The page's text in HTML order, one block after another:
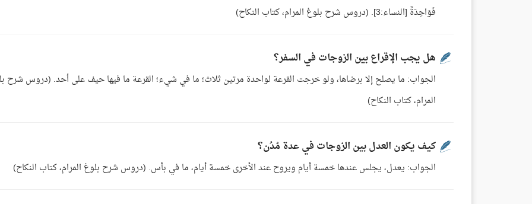
فَوَاحِدَةً [النساء:3]. (دروس شرح بلوغ المرام، كتاب النكاح)
هل يجب الإقراع بين الزوجات في السفر؟
الجواب: ما يصلح إلا برضاها، ولو خرجت القرعة لواحدة مرتين ثلاث؛ ما في شيء؛ القرعة ما فيها حيف على أحد. (دروس شرح
المرام، كتاب النكاح)
كيف يكون العدل بين الزوجات في عدة مُدُن؟
الجواب: يعدل، يجلس عندها خمسة أيام ويروح عند الأخرى خمسة أيام، ما في بأس. (دروس شرح بلوغ المرام، كتاب النكاح)